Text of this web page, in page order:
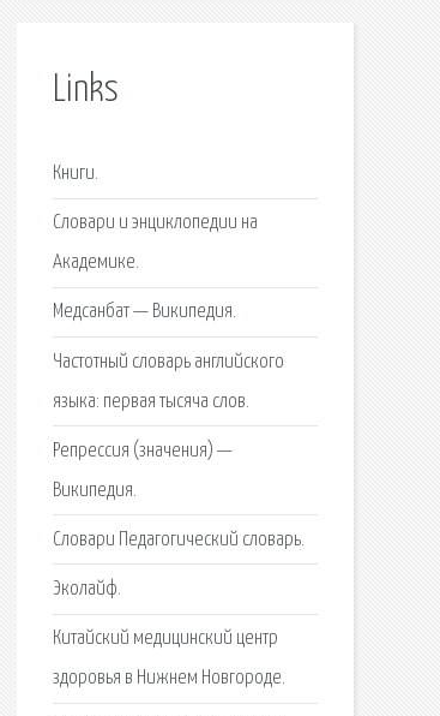
Links
Книги.
Словари и энциклопедии на
Академике.
Медсанбат — Википедия.
Частотный словарь английского
языка: первая тысяча слов.
Репрессия (значения) —
Википедия.
Словари Педагогический словарь.
Эколайф.
Китайский медицинский центр
здоровья в Нижнем Новгороде.